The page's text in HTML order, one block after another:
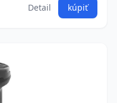
Detail kúpiť